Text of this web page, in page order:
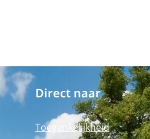
Direct naar
Toegankelijkheid